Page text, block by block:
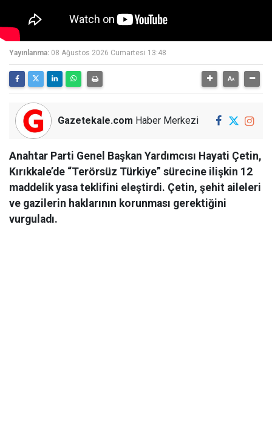
Yayınlanma: 08 Ağustos 2026 Cumartesi 13:48
Gazetekale.com Haber Merkezi
Anahtar Parti Genel Başkan Yardımcısı Hayati Çetin,
Kırıkkale’de “Terörsüz Türkiye” sürecine ilişkin 12
maddelik yasa teklifini eleştirdi. Çetin, şehit aileleri
ve gazilerin haklarının korunması gerektiğini
vurguladı.